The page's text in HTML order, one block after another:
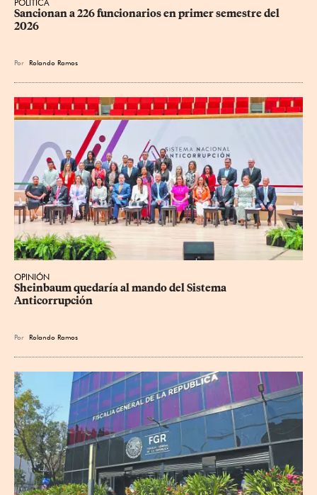
POLÍTICA
Sancionan a 226 funcionarios en primer semestre del
2026
Por Rolando Ramos
OPINIÓN
Sheinbaum quedaría al mando del Sistema
Anticorrupción
Por Rolando Ramos